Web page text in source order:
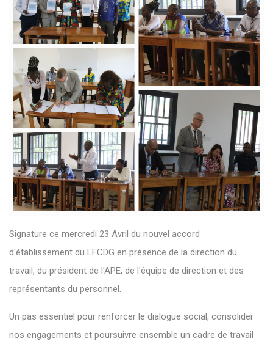
Signature ce mercredi 23 Avril du nouvel accord
d'établissement du LFCDG en présence de la direction du
travail, du président de l'APE, de l'équipe de direction et des
représentants du personnel.
Un pas essentiel pour renforcer le dialogue social, consolider
nos engagements et poursuivre ensemble un cadre de travail